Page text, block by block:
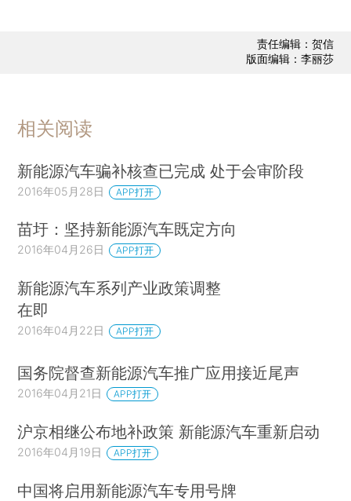
责任编辑：贺信
版面编辑：李丽莎
相关阅读
新能源汽车骗补核查已完成 处于会审阶段
2016年05月28日 APP打开
苗圩：坚持新能源汽车既定方向
2016年04月26日 APP打开
新能源汽车系列产业政策调整
在即
2016年04月22日 APP打开
国务院督查新能源汽车推广应用接近尾声
2016年04月21日 APP打开
沪京相继公布地补政策 新能源汽车重新启动
2016年04月19日 APP打开
中国将启用新能源汽车专用号牌